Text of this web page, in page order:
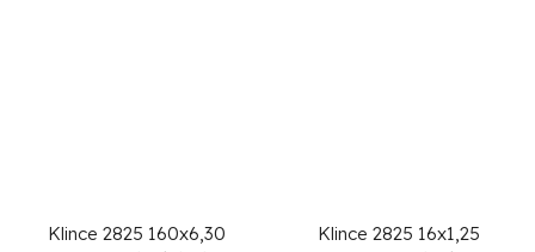
Klince 2825 160x6,30
Klince 2825 16x1,25